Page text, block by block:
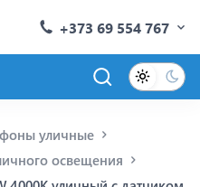
+373 69 554 767
уличные
освещения